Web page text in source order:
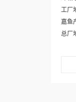
工厂
嘉鱼
总厂